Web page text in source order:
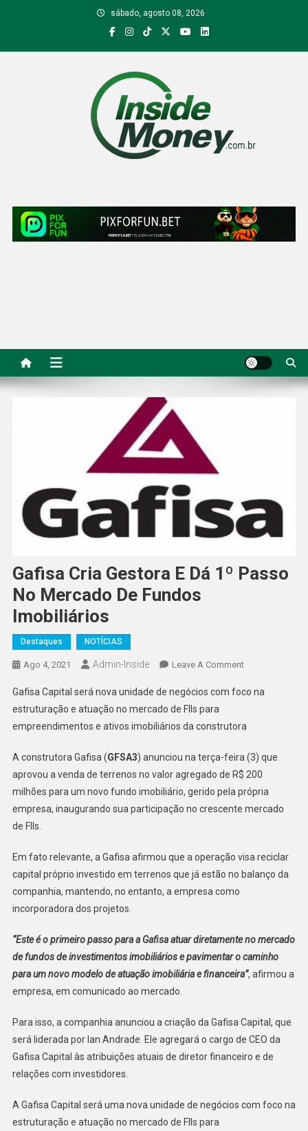
sábado, agosto 08, 2026
Inside Money
Gafisa Cria Gestora E Dá 1º Passo
No Mercado De Fundos
Imobiliários
Destaques NOTÍCIAS
Ago 4, 2021 Admin-Inside Leave A CommentOn
Cria
E
1º
Passo
No
Mercado
Imobiliários
Gafisa Capital será nova unidade de negócios com foco na
estruturação e atuação no mercado de FIIs para
empreendimentos e ativos imobiliários da construtora
A construtora Gafisa (GFSA3) anunciou na terça-feira (3) que
aprovou a venda de terrenos no valor agregado de R$ 200
milhões para um novo fundo imobiliário, gerido pela própria
empresa, inaugurando sua participação no crescente mercado
de FIIs.
Em fato relevante, a Gafisa afirmou que a operação visa reciclar
capital próprio investido em terrenos que já estão no balanço da
companhia, mantendo, no entanto, a empresa como
incorporadora dos projetos.
“Este é o primeiro passo para a Gafisa atuar diretamente no mercado
de fundos de investimentos imobiliários e pavimentar o caminho
para um novo modelo de atuação imobiliária e financeira”, afirmou a
empresa, em comunicado ao mercado.
Para isso, a companhia anunciou a criação da Gafisa Capital, que
será liderada por Ian Andrade. Ele agregará o cargo de CEO da
Gafisa Capital às atribuições atuais de diretor financeiro e de
relações com investidores.
A Gafisa Capital será uma nova unidade de negócios com foco na
estruturação e atuação no mercado de FIIs para